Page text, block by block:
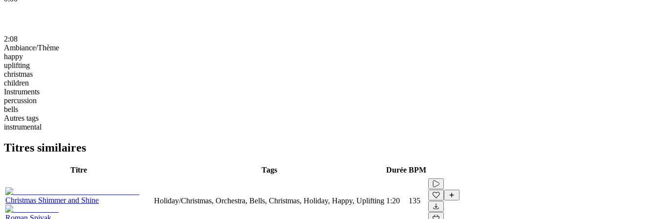
2:08
Ambiance/Thème
happy
uplifting
christmas
children
Instruments
percussion
bells
Autres tags
instrumental
Titres similaires
Titre Tags Durée BPM
Christmas Shimmer and Shine Holiday/Christmas, Orchestra, Bells, Christmas, Holiday, Happy, Uplifting 1:20 135